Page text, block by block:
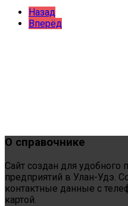
Назад
Вперёд
О справочнике
Сайт создан для удобного
предприятий в Улан-Удэ.
контактные данные с
картой.